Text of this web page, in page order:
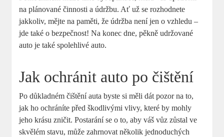
na plánované činnosti a údržbu. Ať už se rozhodnete
jakkoliv, mějte na paměti, že údržba není jen o vzhledu –
jde také o bezpečnost! Na konec dne, pěkně udržované
auto je také spolehlivé auto.
Jak ochránit auto po čištění
Po důkladném čištění auta byste si měli dát pozor na to,
jak ho ochráníte před škodlivými vlivy, které by mohly
jeho krásu zničit. Postarání se o to, aby váš vůz zůstal ve
skvělém stavu, může zahrnovat několik jednoduchých